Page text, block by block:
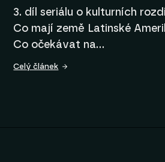
3. díl seriálu o kulturních
Co mají země Latinské
Co očekávat na…
Celý článek